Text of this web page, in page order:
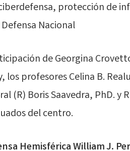
protección de
Nacional
de Georgina
los profesores Celina B.
(R) Boris Saavedra, PhD. y
del centro.
Hemisférica William J.